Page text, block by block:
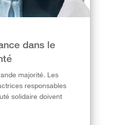
dans le
majorité. Les
responsables
solidaire doivent